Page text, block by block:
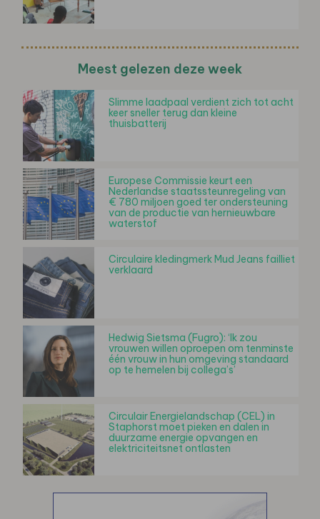
Meest gelezen deze week
Slimme laadpaal verdient zich tot acht
keer sneller terug dan kleine
thuisbatterij
Europese Commissie keurt een
Nederlandse staatssteunregeling van
€ 780 miljoen goed ter ondersteuning
van de productie van hernieuwbare
waterstof
Circulaire kledingmerk Mud Jeans failliet
verklaard
Hedwig Sietsma (Fugro): ‘Ik zou
vrouwen willen oproepen om tenminste
één vrouw in hun omgeving standaard
op te hemelen bij collega’s’
Circulair Energielandschap (CEL) in
Staphorst moet pieken en dalen in
duurzame energie opvangen en
elektriciteitsnet ontlasten